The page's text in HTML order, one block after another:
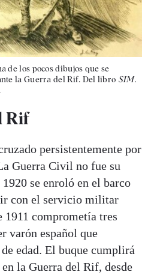
de los pocos dibujos que se
la Guerra del Rif. Del libro SIM.
Rif
persistentemente por
Guerra Civil no fue su
se enroló en el barco
con el servicio militar
1911 comprometía tres
varón español que
edad. El buque cumplirá
la Guerra del Rif, desde